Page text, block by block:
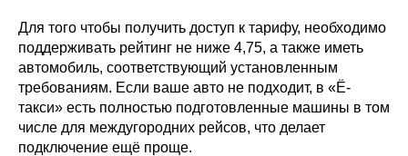
Для того чтобы получить доступ к тарифу, необходимо
поддерживать рейтинг не ниже 4,75, а также иметь
автомобиль, соответствующий установленным
требованиям. Если ваше авто не подходит, в «Ё-
такси» есть полностью подготовленные машины в том
числе для междугородних рейсов, что делает
подключение ещё проще.